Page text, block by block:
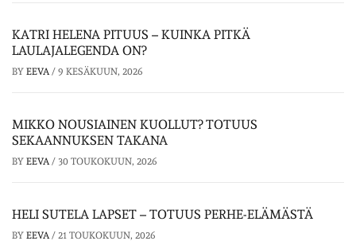
KATRI HELENA PITUUS – KUINKA PITKÄ
LAULAJALEGENDA ON?
BY EEVA / 9 KESÄKUUN, 2026
MIKKO NOUSIAINEN KUOLLUT? TOTUUS
SEKAANNUKSEN TAKANA
BY EEVA / 30 TOUKOKUUN, 2026
HELI SUTELA LAPSET – TOTUUS PERHE-ELÄMÄSTÄ
BY EEVA / 21 TOUKOKUUN, 2026